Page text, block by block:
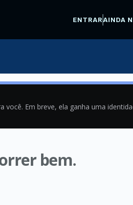
ENTRARAINDA
Em breve, ela ganha uma
bem.